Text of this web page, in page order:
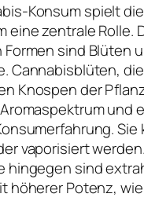
Konsum spielt
eine zentrale Rolle.
sind Blüten
Cannabisblüten, die
Knospen der
und
Sie
vaporisiert werden.
hingegen sind
höherer Potenz,